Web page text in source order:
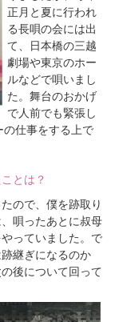
正月と夏に行われ
る長唄の会には出
て、日本橋の三越
劇場や東京のホー
ルなどで唄いまし
た。舞台のおかげ
で人前でも緊張し
の仕事をする上で
とは？
ので、僕を跡取り
唄ったあとに叔母
っていました。で
継ぎになるのか
後について回って